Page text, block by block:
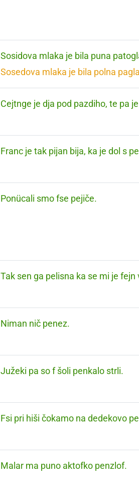
Sosidova mlaka je bila puna
Sosedova mlaka je bila polna
Cejtnge je dja pod pazdiho, te pa
Franc je tak pijan bija, ka je dol s
Ponücali smo fse pejiče.
Tak sen ga pelisna ka se mi je fejn
Niman nič penez.
Južeki pa so f šoli penkalo strli.
Fsi pri hiši čokamo na dedekovo
Malar ma puno aktofko penzlof.